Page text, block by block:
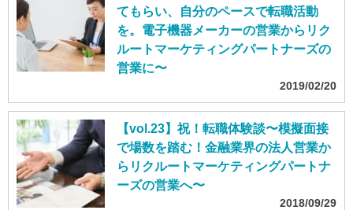
てもらい、自分のペースで転職活動
を。電子機器メーカーの営業からリク
ルートマーケティングパートナーズの
営業に〜
2019/02/20
【vol.23】祝！転職体験談〜模擬面接
で場数を踏む！金融業界の法人営業か
らリクルートマーケティングパートナ
ーズの営業へ〜
2018/09/29